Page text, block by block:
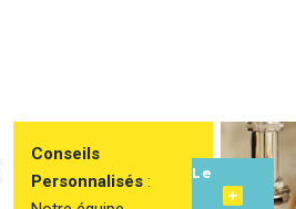
Conseils
Personnalisés :
Le